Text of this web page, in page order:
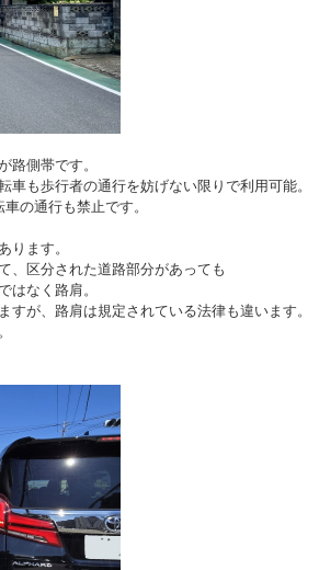
路側帯です。
も歩行者の通行を妨げない限りで利用可能。
の通行も禁止です。
ります。
、区分された道路部分があっても
はなく路肩。
すが、路肩は規定されている法律も違います。